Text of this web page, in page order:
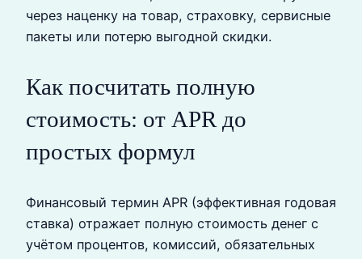
через наценку на товар, страховку, сервисные
пакеты или потерю выгодной скидки.
Как посчитать полную
стоимость: от APR до
простых формул
Финансовый термин APR (эффективная годовая
ставка) отражает полную стоимость денег с
учётом процентов, комиссий, обязательных